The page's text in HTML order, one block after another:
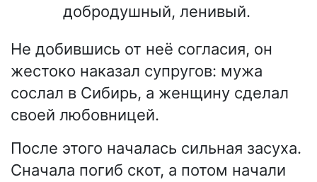
добродушный, ленивый.
Не добившись от неё согласия, он
жестоко наказал супругов: мужа
сослал в Сибирь, а женщину сделал
своей любовницей.
После этого началась сильная засуха.
Сначала погиб скот, а потом начали